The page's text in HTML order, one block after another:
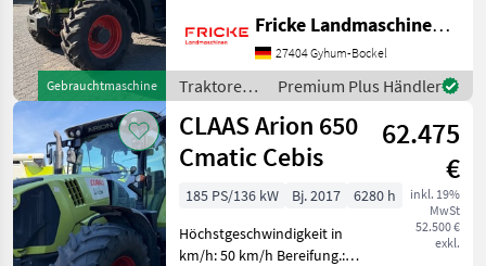
Gebrauchtmaschine
Claas FL 150 mit
Euroaufnahme und 3.
Steuerkreis, mechanische
Geräteverriegelung,
Druckluftb
Fricke Landmaschinen GmbH
27404 Gyhum-Bockel
Traktoren /
Claas
Premium Plus Händler
CLAAS Arion 650
Cmatic Cebis
62.475
€
inkl. 19%
MwSt
52.500 €
exkl.
185 PS/136 kW Bj. 2017
6280 h
Höchstgeschwindigkeit in
km/h: 50 km/h Bereifung.: